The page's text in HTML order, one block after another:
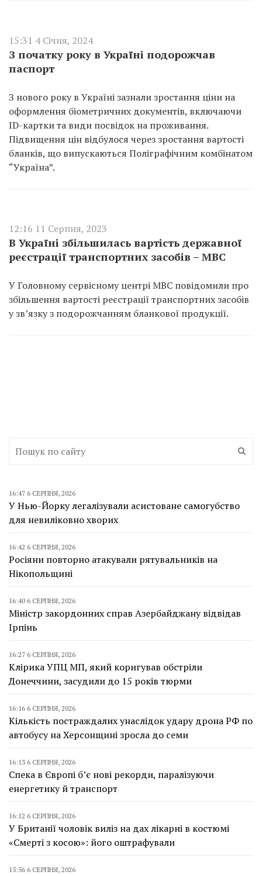
15:31 4 Січня, 2024
З початку року в Україні подорожчав
паспорт
З нового року в Україні зазнали зростання ціни на
оформлення біометричних документів, включаючи
ID-картки та види посвідок на проживання.
Підвищення цін відбулося через зростання вартості
бланків, що випускаються Поліграфічним комбінатом
“Україна”.
12:16 11 Серпня, 2023
В Україні збільшилась вартість державної
реєстрації транспортних засобів – МВС
У Головному сервісному центрі МВС повідомили про
збільшення вартості реєстрації транспортних засобів
у зв’язку з подорожчанням бланкової продукції.
16:47 6 СЕРПНЯ, 2026
У Нью-Йорку легалізували асистоване самогубство
для невиліковно хворих
16:42 6 СЕРПНЯ, 2026
Росіяни повторно атакували рятувальників на
Нікопольщині
16:40 6 СЕРПНЯ, 2026
Міністр закордонних справ Азербайджану відвідав
Ірпінь
16:27 6 СЕРПНЯ, 2026
Клірика УПЦ МП, який коригував обстріли
Донеччини, засудили до 15 років тюрми
16:16 6 СЕРПНЯ, 2026
Кількість постраждалих унаслідок удару дрона РФ по
автобусу на Херсонщині зросла до семи
16:13 6 СЕРПНЯ, 2026
Спека в Європі б’є нові рекорди, паралізуючи
енергетику й транспорт
16:12 6 СЕРПНЯ, 2026
У Британії чоловік виліз на дах лікарні в костюмі
«Смерті з косою»: його оштрафували
15:56 6 СЕРПНЯ, 2026